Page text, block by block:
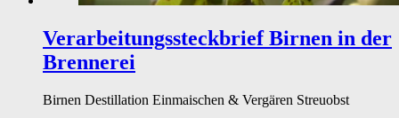
Verarbeitungssteckbrief Birnen in der
Brennerei
Birnen Destillation Einmaischen & Vergären Streuobst